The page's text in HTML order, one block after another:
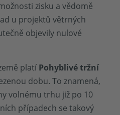
zisku a vědomě
u projektů větrných
objevily nulové
platí Pohyblivé tržní
dobu. To znamená,
volnému trhu již po 10
případech se takový